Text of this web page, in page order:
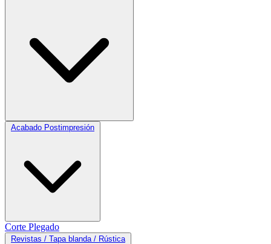
Acabado Postimpresión
Corte Plegado
Revistas / Tapa blanda / Rústica